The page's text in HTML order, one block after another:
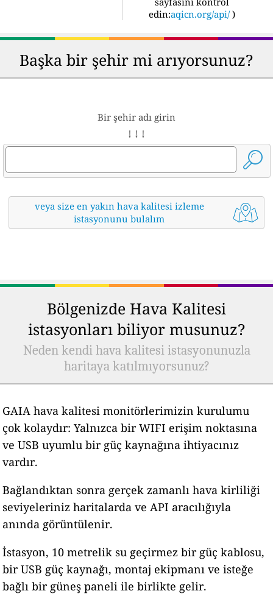
edin:aqicn.org/api/ )
Başka bir şehir mi arıyorsunuz?
Bir şehir adı girin
↓ ↓ ↓
veya size en yakın hava kalitesi izleme
istasyonunu bulalım
Bölgenizde Hava Kalitesi
istasyonları biliyor musunuz?
Neden kendi hava kalitesi istasyonunuzla
haritaya katılmıyorsunuz?
GAIA hava kalitesi monitörlerimizin kurulumu
çok kolaydır: Yalnızca bir WIFI erişim noktasına
ve USB uyumlu bir güç kaynağına ihtiyacınız
vardır.
Bağlandıktan sonra gerçek zamanlı hava kirliliği
seviyeleriniz haritalarda ve API aracılığıyla
anında görüntülenir.
İstasyon, 10 metrelik su geçirmez bir güç kablosu,
bir USB güç kaynağı, montaj ekipmanı ve isteğe
bağlı bir güneş paneli ile birlikte gelir.